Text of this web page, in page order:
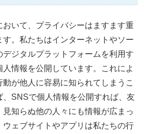
いて、プライバシーはますます重
。私たちはインターネットやソー
デジタルプラットフォームを利用す
情報を公開しています。これによ
が他人に容易に知られてしまうこ
、SNSで個人情報を公開すれば、友
見知らぬ他の人々にも情報が広まっ
ウェブサイトやアプリは私たちの行